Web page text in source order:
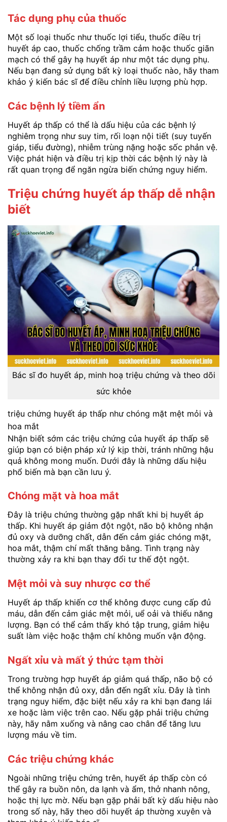
Tác dụng phụ của thuốc
Một số loại thuốc như thuốc lợi tiểu, thuốc điều trị
huyết áp cao, thuốc chống trầm cảm hoặc thuốc giãn
mạch có thể gây hạ huyết áp như một tác dụng phụ.
Nếu bạn đang sử dụng bất kỳ loại thuốc nào, hãy tham
khảo ý kiến bác sĩ để điều chỉnh liều lượng phù hợp.
Các bệnh lý tiềm ẩn
Huyết áp thấp có thể là dấu hiệu của các bệnh lý
nghiêm trọng như suy tim, rối loạn nội tiết (suy tuyến
giáp, tiểu đường), nhiễm trùng nặng hoặc sốc phản vệ.
Việc phát hiện và điều trị kịp thời các bệnh lý này là
rất quan trọng để ngăn ngừa biến chứng nguy hiểm.
Triệu chứng huyết áp thấp dễ nhận
biết
Bác sĩ đo huyết áp, minh hoạ triệu chứng và theo dõi
sức khỏe
triệu chứng huyết áp thấp như chóng mặt mệt mỏi và
hoa mắt
Nhận biết sớm các triệu chứng của huyết áp thấp sẽ
giúp bạn có biện pháp xử lý kịp thời, tránh những hậu
quả không mong muốn. Dưới đây là những dấu hiệu
phổ biến mà bạn cần lưu ý.
Chóng mặt và hoa mắt
Đây là triệu chứng thường gặp nhất khi bị huyết áp
thấp. Khi huyết áp giảm đột ngột, não bộ không nhận
đủ oxy và dưỡng chất, dẫn đến cảm giác chóng mặt,
hoa mắt, thậm chí mất thăng bằng. Tình trạng này
thường xảy ra khi bạn thay đổi tư thế đột ngột.
Mệt mỏi và suy nhược cơ thể
Huyết áp thấp khiến cơ thể không được cung cấp đủ
máu, dẫn đến cảm giác mệt mỏi, uể oải và thiếu năng
lượng. Bạn có thể cảm thấy khó tập trung, giảm hiệu
suất làm việc hoặc thậm chí không muốn vận động.
Ngất xỉu và mất ý thức tạm thời
Trong trường hợp huyết áp giảm quá thấp, não bộ có
thể không nhận đủ oxy, dẫn đến ngất xỉu. Đây là tình
trạng nguy hiểm, đặc biệt nếu xảy ra khi bạn đang lái
xe hoặc làm việc trên cao. Nếu gặp phải triệu chứng
này, hãy nằm xuống và nâng cao chân để tăng lưu
lượng máu về tim.
Các triệu chứng khác
Ngoài những triệu chứng trên, huyết áp thấp còn có
thể gây ra buồn nôn, da lạnh và ẩm, thở nhanh nông,
hoặc thị lực mờ. Nếu bạn gặp phải bất kỳ dấu hiệu nào
trong số này, hãy theo dõi huyết áp thường xuyên và